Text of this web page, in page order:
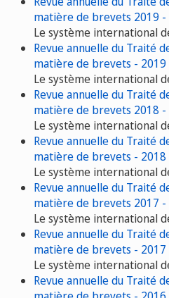
matière de brevets 2019 -
Le système international
Revue annuelle du Traité
matière de brevets - 2019
Le système international
Revue annuelle du Traité
matière de brevets 2018 -
Le système international
Revue annuelle du Traité
matière de brevets - 2018
Le système international
Revue annuelle du Traité
matière de brevets 2017 -
Le système international
Revue annuelle du Traité
matière de brevets - 2017
Le système international
Revue annuelle du Traité